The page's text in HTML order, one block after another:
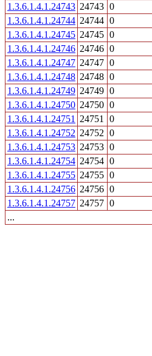
1.3.6.1.4.1.24743 24743 0
1.3.6.1.4.1.24744 24744 0
1.3.6.1.4.1.24745 24745 0
1.3.6.1.4.1.24746 24746 0
1.3.6.1.4.1.24747 24747 0
1.3.6.1.4.1.24748 24748 0
1.3.6.1.4.1.24749 24749 0
1.3.6.1.4.1.24750 24750 0
1.3.6.1.4.1.24751
24751 0
1.3.6.1.4.1.24752 24752 0
1.3.6.1.4.1.24753 24753 0
1.3.6.1.4.1.24754 24754 0
1.3.6.1.4.1.24755 24755 0
1.3.6.1.4.1.24756 24756 0
1.3.6.1.4.1.24757 24757 0
...